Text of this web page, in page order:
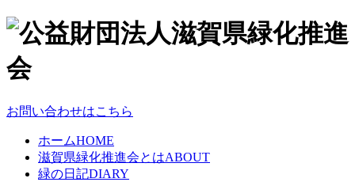
お問い合わせはこちら
ホームHOME
滋賀県緑化推進会とはABOUT
緑の日記DIARY